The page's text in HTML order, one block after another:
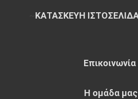
ΚΑΤΑΣΚΕΥΗ
Επικοινωνία
Η ομάδα μας